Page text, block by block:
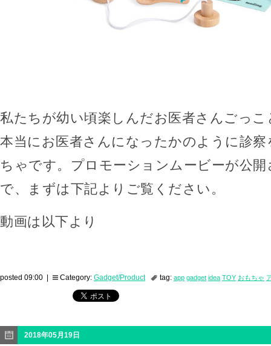
私たちが幼い頃楽しんだお医者さんごっ
本当にお医者さんになったかのように診
ちゃです。プロモーションムービーが公
で、まずは下記よりご覧ください。
動画は以下より
posted 09:00 | Category: Gadget/Product tag: app gadget idea TOY おもちゃ
2018年05月19日